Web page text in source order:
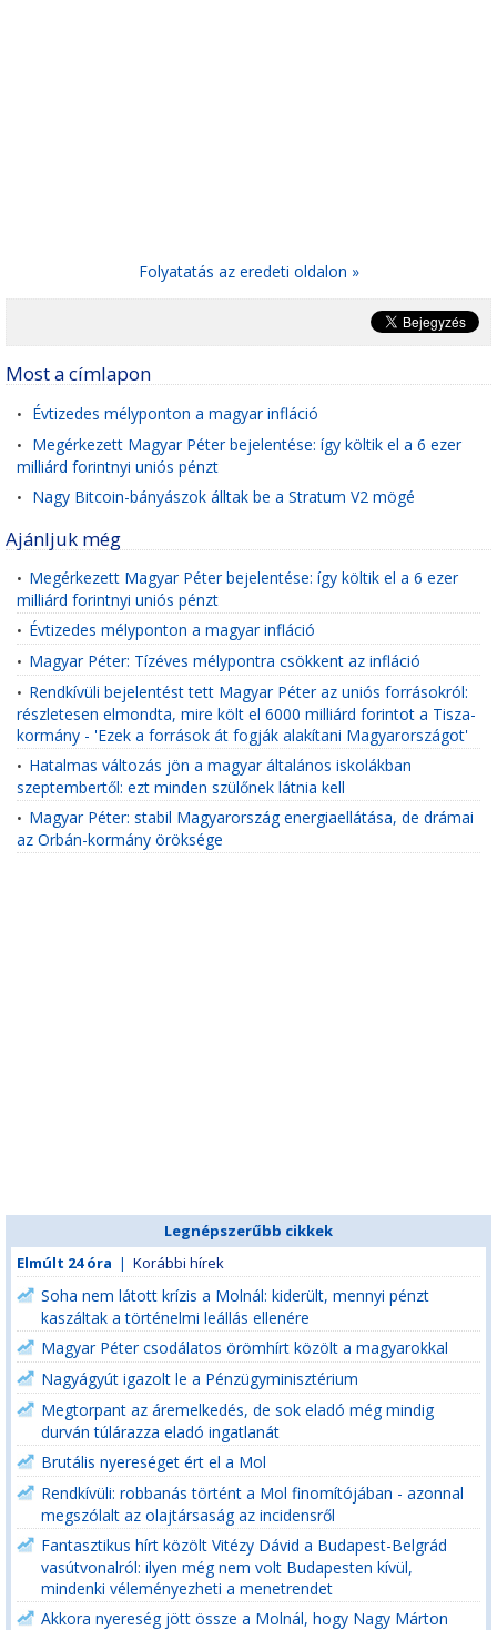
Folyatatás az eredeti oldalon »
Most a címlapon
• Évtizedes mélyponton a magyar infláció
• Megérkezett Magyar Péter bejelentése: így költik el a 6 ezer
milliárd forintnyi uniós pénzt
• Nagy Bitcoin-bányászok álltak be a Stratum V2 mögé
Ajánljuk még
• Megérkezett Magyar Péter bejelentése: így költik el a 6 ezer
milliárd forintnyi uniós pénzt
• Évtizedes mélyponton a magyar infláció
• Magyar Péter: Tízéves mélypontra csökkent az infláció
• Rendkívüli bejelentést tett Magyar Péter az uniós forrásokról:
részletesen elmondta, mire költ el 6000 milliárd forintot a Tisza-
kormány - 'Ezek a források át fogják alakítani Magyarországot'
• Hatalmas változás jön a magyar általános iskolákban
szeptembertől: ezt minden szülőnek látnia kell
• Magyar Péter: stabil Magyarország energiaellátása, de drámai
az Orbán-kormány öröksége
Legnépszerűbb cikkek
Elmúlt 24 óra | Korábbi hírek
Soha nem látott krízis a Molnál: kiderült, mennyi pénzt
kaszáltak a történelmi leállás ellenére
Magyar Péter csodálatos örömhírt közölt a magyarokkal
Nagyágyút igazolt le a Pénzügyminisztérium
Megtorpant az áremelkedés, de sok eladó még mindig
durván túlárazza eladó ingatlanát
Brutális nyereséget ért el a Mol
Rendkívüli: robbanás történt a Mol finomítójában - azonnal
megszólalt az olajtársaság az incidensről
Fantasztikus hírt közölt Vitézy Dávid a Budapest-Belgrád
vasútvonalról: ilyen még nem volt Budapesten kívül,
mindenki véleményezheti a menetrendet
Akkora nyereség jött össze a Molnál, hogy Nagy Márton